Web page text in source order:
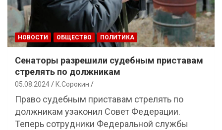
НОВОСТИ ОБЩЕСТВО ПОЛИТИКА
Сенаторы разрешили судебным приставам
стрелять по должникам
05.08.2024 К.Сорокин
Право судебным приставам стрелять по
должникам узаконил Совет Федерации.
Теперь сотрудники Федеральной службы